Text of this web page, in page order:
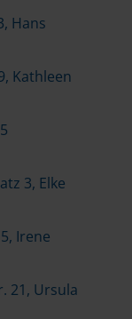
Hans
Kathleen
3, Elke
Irene
21, Ursula